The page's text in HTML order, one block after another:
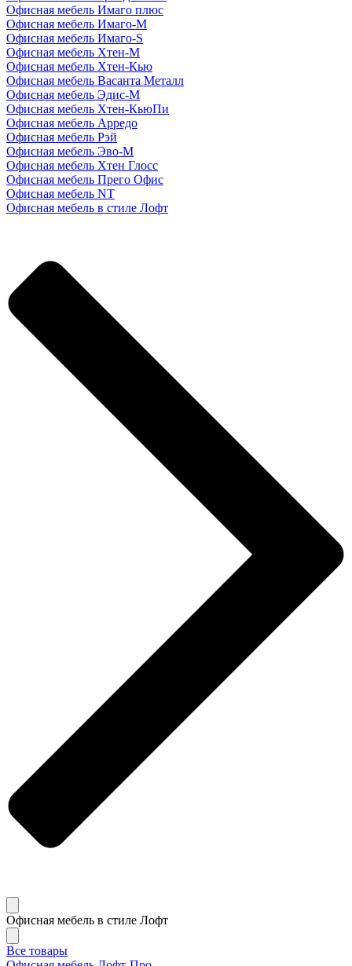
Офисная мебель Имаго плюс
Офисная мебель Имаго-М
Офисная мебель Имаго-S
Офисная мебель Хтен-M
Офисная мебель Хтен-Кью
Офисная мебель Васанта Металл
Офисная мебель Эдис-M
Офисная мебель Хтен-КьюПи
Офисная мебель Арредо
Офисная мебель Рэй
Офисная мебель Эво-M
Офисная мебель Хтен Глосс
Офисная мебель Прего Офис
Офисная мебель NT
Офисная мебель в стиле Лофт
Офисная мебель в стиле Лофт
Все товары